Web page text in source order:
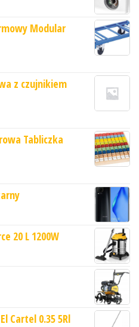
Modular
z czujnikiem
Tabliczka
20 L 1200W
Cartel 0.35 5Rl